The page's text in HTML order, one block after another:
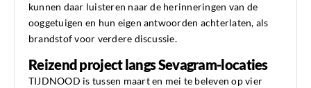
kunnen daar luisteren naar de herinneringen van de
ooggetuigen en hun eigen antwoorden achterlaten, als
brandstof voor verdere discussie.
Reizend project langs Sevagram-locaties
TIJDNOOD is tussen maart en mei te beleven op vier